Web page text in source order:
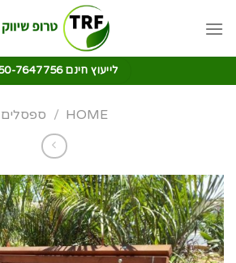
לייעוץ חינם 050-7647756
HOME
/ ספסלים